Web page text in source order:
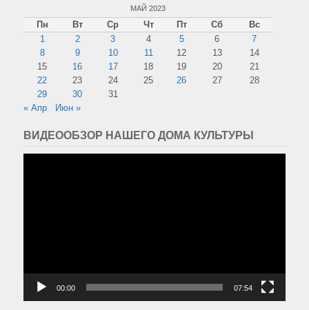
МАЙ 2023
Пн Вт Ср Чт Пт Сб
Вс
1
2 3 4 5 6
7
8
9 10 11 12 13
14
15
16 17 18 19 20
21
22
23 24 25 26 27
28
29
30
31
« Апр
Июн »
ВИДЕООБЗОР НАШЕГО ДОМА КУЛЬТУРЫ
00:00 07:54